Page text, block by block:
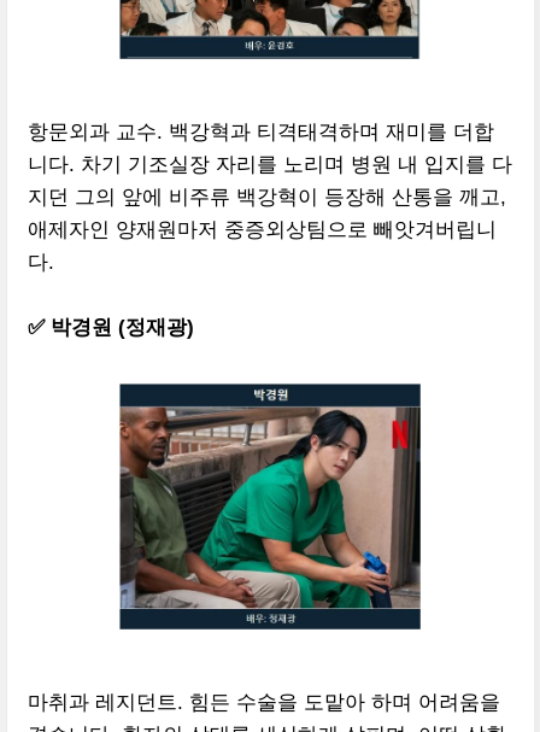
항문외과 교수. 백강혁과 티격태격하며 재미를 더합
니다. 차기 기조실장 자리를 노리며 병원 내 입지를 다
지던 그의 앞에 비주류 백강혁이 등장해 산통을 깨고,
애제자인 양재원마저 중증외상팀으로 빼앗겨버립니
다.
✅ 박경원 (정재광)
마취과 레지던트. 힘든 수술을 도맡아 하며 어려움을